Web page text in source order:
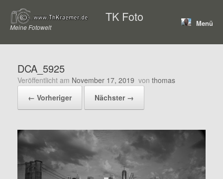
Inhalt
springen
TK Foto
Meine Fotowelt Menü
DCA_5925
Veröffentlicht am November 17, 2019 von thomas
← Vorheriger
Nächster →